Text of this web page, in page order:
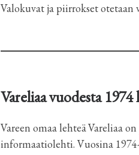
Valokuvat ja piirrokset otetaan
Vareliaa vuodesta
Vareen omaa lehteä Vareliaa
informaatiolehti. Vuosina